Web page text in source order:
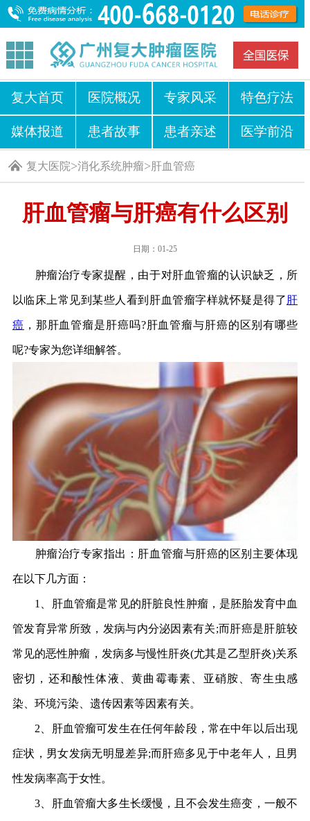
复大首页 医院概况 专家风采 特色疗法
媒体报道 患者故事 患者亲述 医学前沿
复大医院>消化系统肿瘤>肝血管癌
肝血管瘤与肝癌有什么区别
日期：01-25
肿瘤治疗专家提醒，由于对肝血管瘤的认识缺乏，所
以临床上常见到某些人看到肝血管瘤字样就怀疑是得了 肝
癌 ，那肝血管瘤是肝癌吗?肝血管瘤与肝癌的区别有哪些
呢?专家为您详细解答。
肿瘤治疗专家指出：肝血管瘤与肝癌的区别主要体现
在以下几方面：
1、肝血管瘤是常见的肝脏良性肿瘤，是胚胎发育中血
管发育异常所致，发病与内分泌因素有关;而肝癌是肝脏较
常见的恶性肿瘤，发病多与慢性肝炎(尤其是乙型肝炎)关系
密切，还和酸性体液、黄曲霉毒素、亚硝胺、寄生虫感
染、环境污染、遗传因素等因素有关。
2、肝血管瘤可发生在任何年龄段，常在中年以后出现
症状，男女发病无明显差异;而肝癌多见于中老年人，且男
性发病率高于女性。
3、肝血管瘤大多生长缓慢，且不会发生癌变，一般不